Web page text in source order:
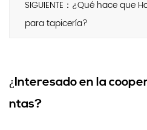
SIGUIENTE：¿Qué hace que
para tapicería?
¿Interesado en la
ntas?